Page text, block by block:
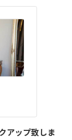
アップ致しま